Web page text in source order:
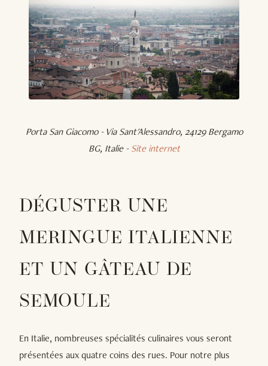
Porta San Giacomo - Via Sant'Alessandro, 24129 Bergamo
BG, Italie -Site internet
DÉGUSTER UNE
MERINGUE ITALIENNE
ET UN GÂTEAU DE
SEMOULE
En Italie, nombreuses spécialités culinaires vous seront
présentées aux quatre coins des rues. Pour notre plus